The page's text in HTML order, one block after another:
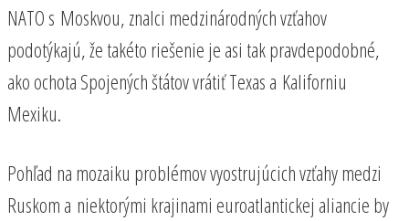
NATO s Moskvou, znalci medzinárodných vzťahov
podotýkajú, že takéto riešenie je asi tak pravdepodobné,
ako ochota Spojených štátov vrátiť Texas a Kaliforniu
Mexiku.
Pohľad na mozaiku problémov vyostrujúcich vzťahy medzi
Ruskom a niektorými krajinami euroatlantickej aliancie by